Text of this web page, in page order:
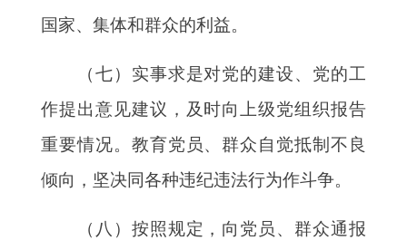
国家、集体和群众的利益。
（七）实事求是对党的建设、党的工
作提出意见建议，及时向上级党组织报告
重要情况。教育党员、群众自觉抵制不良
倾向，坚决同各种违纪违法行为作斗争。
（八）按照规定，向党员、群众通报